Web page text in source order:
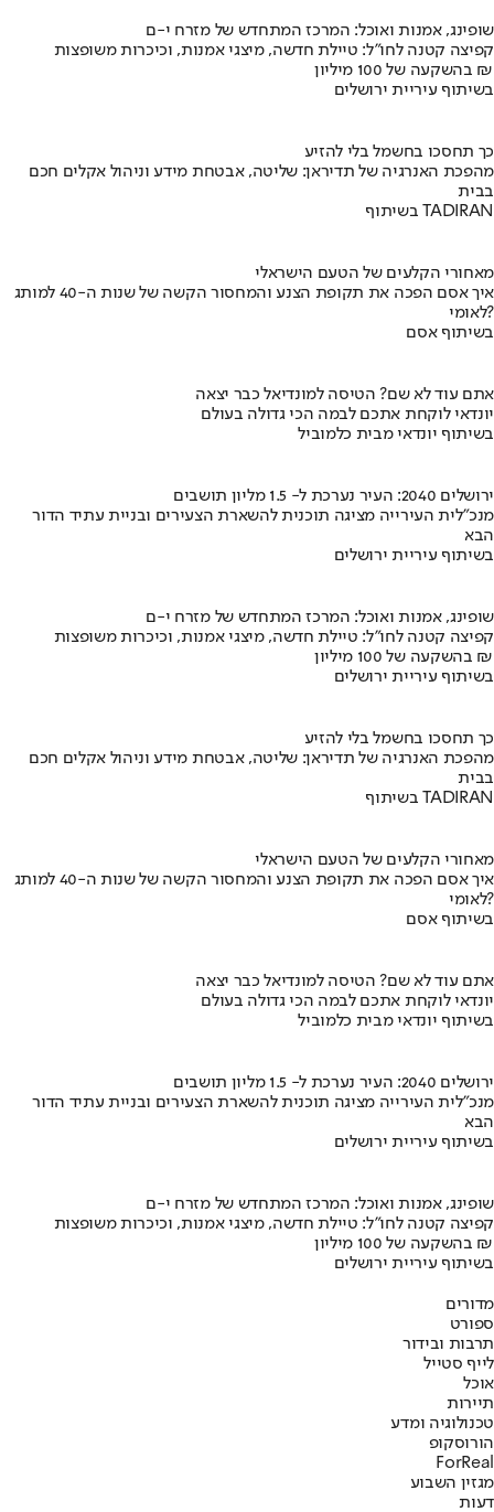
שופינג, אמנות ואוכל: המרכז המתחדש של מזרח י-ם
קפיצה קטנה לחו"ל: טיילת חדשה, מיצגי אמנות, וכיכרות משופצות
בהשקעה של 100 מיליון ₪
בשיתוף עיריית ירושלים
כך תחסכו בחשמל בלי להזיע
מהפכת האנרגיה של תדיראן: שליטה, אבטחת מידע וניהול אקלים חכם
בבית
בשיתוף TADIRAN
מאחורי הקלעים של הטעם הישראלי
איך אסם הפכה את תקופת הצנע והמחסור הקשה של שנות ה-40 למותג
לאומי?
בשיתוף אסם
אתם עוד לא שם? הטיסה למונדיאל כבר יצאה
יונדאי לוקחת אתכם לבמה הכי גדולה בעולם
בשיתוף יונדאי מבית כלמוביל
ירושלים 2040: העיר נערכת ל- 1.5 מליון תושבים
מנכ"לית העירייה מציגה תוכנית להשארת הצעירים ובניית עתיד הדור
הבא
בשיתוף עיריית ירושלים
שופינג, אמנות ואוכל: המרכז המתחדש של מזרח י-ם
קפיצה קטנה לחו"ל: טיילת חדשה, מיצגי אמנות, וכיכרות משופצות
בהשקעה של 100 מיליון ₪
בשיתוף עיריית ירושלים
כך תחסכו בחשמל בלי להזיע
מהפכת האנרגיה של תדיראן: שליטה, אבטחת מידע וניהול אקלים חכם
בבית
בשיתוף TADIRAN
מאחורי הקלעים של הטעם הישראלי
איך אסם הפכה את תקופת הצנע והמחסור הקשה של שנות ה-40 למותג
לאומי?
בשיתוף אסם
אתם עוד לא שם? הטיסה למונדיאל כבר יצאה
יונדאי לוקחת אתכם לבמה הכי גדולה בעולם
בשיתוף יונדאי מבית כלמוביל
ירושלים 2040: העיר נערכת ל- 1.5 מליון תושבים
מנכ"לית העירייה מציגה תוכנית להשארת הצעירים ובניית עתיד הדור
הבא
בשיתוף עיריית ירושלים
שופינג, אמנות ואוכל: המרכז המתחדש של מזרח י-ם
קפיצה קטנה לחו"ל: טיילת חדשה, מיצגי אמנות, וכיכרות משופצות
בהשקעה של 100 מיליון ₪
בשיתוף עיריית ירושלים
מדורים
ספורט
תרבות ובידור
לייף סטייל
אוכל
תיירות
טכנולוגיה ומדע
הורוסקופ
ForReal
מגזין השבוע
דעות